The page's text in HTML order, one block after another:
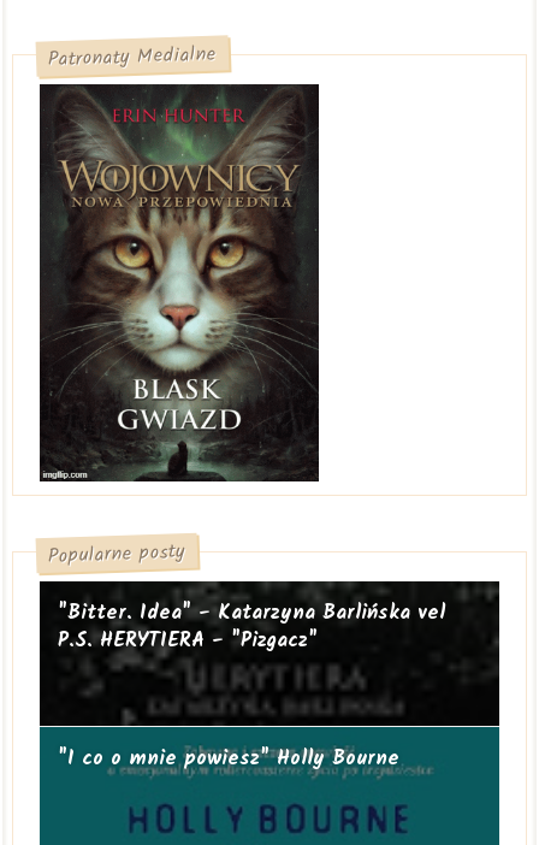
Patronaty Medialne
Popularne posty
"Bitter. Idea" - Katarzyna Barlińska vel
P.S. HERYTIERA - "Pizgacz"
"I co o mnie powiesz" Holly Bourne